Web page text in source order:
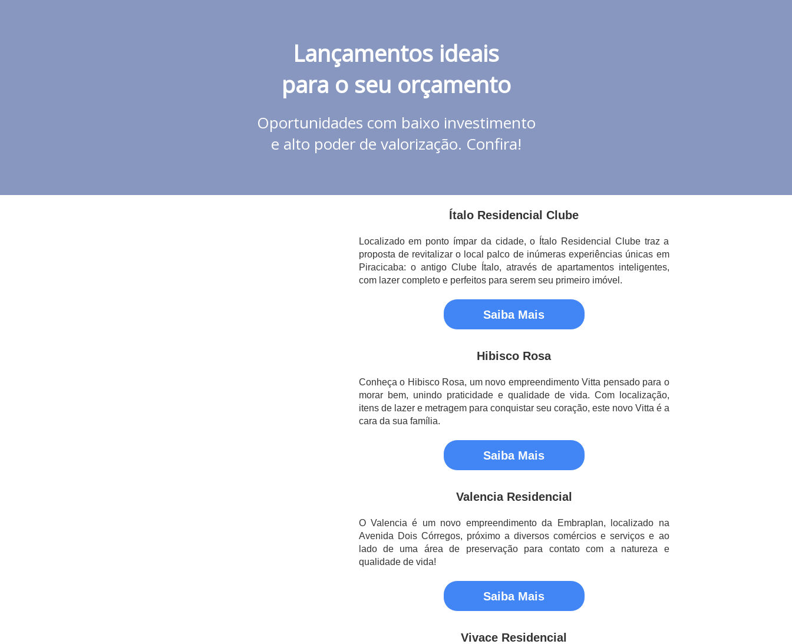
Lançamentos ideais
para o seu orçamento
Oportunidades com baixo investimento
e alto poder de valorização. Confira!
Ítalo Residencial Clube
Localizado em ponto ímpar da cidade, o Ítalo Residencial Clube traz a
proposta de revitalizar o local palco de inúmeras experiências únicas em
Piracicaba: o antigo Clube Ítalo, através de apartamentos inteligentes,
com lazer completo e perfeitos para serem seu primeiro imóvel.
Saiba Mais
Hibisco Rosa
Conheça o Hibisco Rosa, um novo empreendimento Vitta pensado para o
morar bem, unindo praticidade e qualidade de vida. Com localização,
itens de lazer e metragem para conquistar seu coração, este novo Vitta é a
cara da sua família.
Saiba Mais
Valencia Residencial
O Valencia é um novo empreendimento da Embraplan, localizado na
Avenida Dois Córregos, próximo a diversos comércios e serviços e ao
lado de uma área de preservação para contato com a natureza e
qualidade de vida!
Saiba Mais
Vivace Residencial